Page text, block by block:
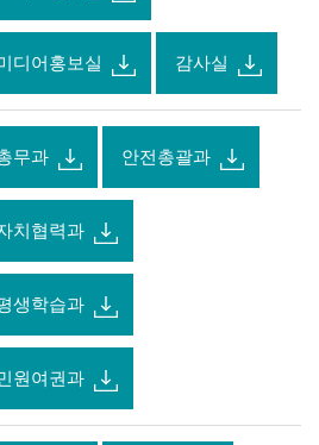
디어홍보실 감사실
무과 안전총괄과
치협력과
생학습과
원여권과